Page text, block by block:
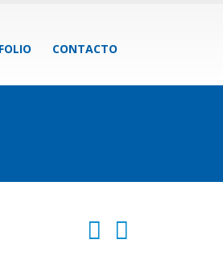
CONTACTO